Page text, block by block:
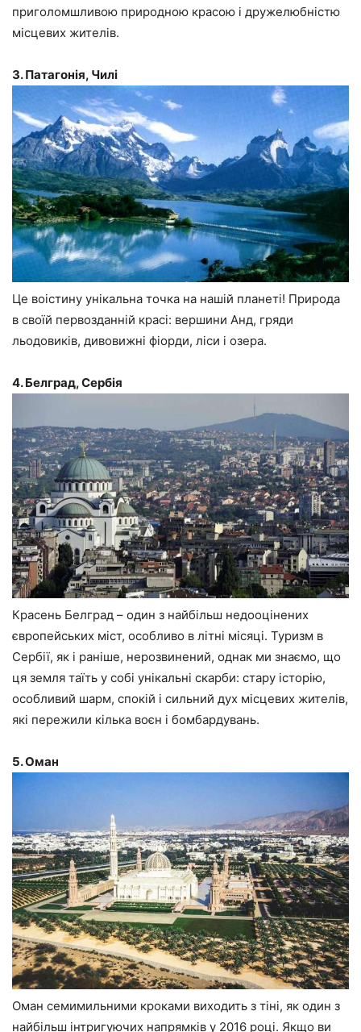
приголомшливою природною красою і дружелюбністю
місцевих жителів.
3. Патагонія, Чилі
Це воістину унікальна точка на нашій планеті! Природа
в своїй первозданній красі: вершини Анд, гряди
льодовиків, дивовижні фіорди, ліси і озера.
4. Белград, Сербія
Красень Белград – один з найбільш недооцінених
європейських міст, особливо в літні місяці. Туризм в
Сербії, як і раніше, нерозвинений, однак ми знаємо, що
ця земля таїть у собі унікальні скарби: стару історію,
особливий шарм, спокій і сильний дух місцевих жителів,
які пережили кілька воєн і бомбардувань.
5. Оман
Оман семимильними кроками виходить з тіні, як один з
найбільш інтригуючих напрямків у 2016 році. Якщо ви